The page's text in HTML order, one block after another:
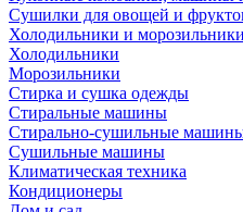
Сушилки для овощей и
Холодильники и морозильники
Холодильники
Морозильники
Стирка и сушка одежды
Стиральные машины
Стирально-сушильные
Сушильные машины
Климатическая техника
Кондиционеры